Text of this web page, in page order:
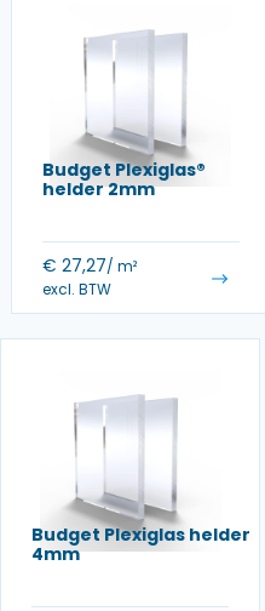
Budget Plexiglas®
helder 2mm
€ 27,27/ m²
excl. BTW
Budget Plexiglas helder
4mm